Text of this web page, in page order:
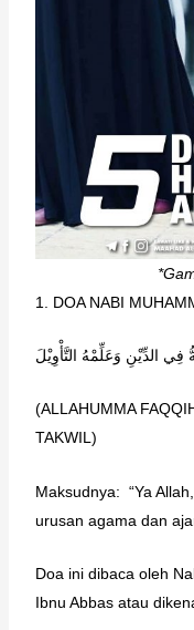
1. DOA NABI
فِي الدِّيْنِ وَعَلِّمْهُ التَّأْوِيْلَ
(ALLAHUMMA
TAKWIL)
Maksudnya: “Ya
urusan agama dan
Doa ini dibaca oleh
Ibnu Abbas atau